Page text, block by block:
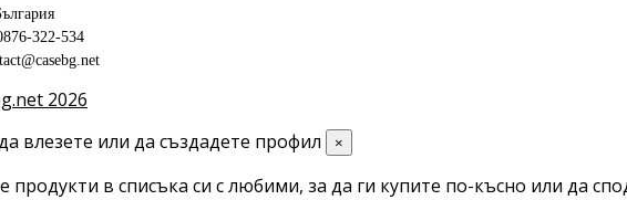
322-534
2026
влезете или да създадете профил
×
продукти в списъка си с любими, за да ги купите по-късно или да